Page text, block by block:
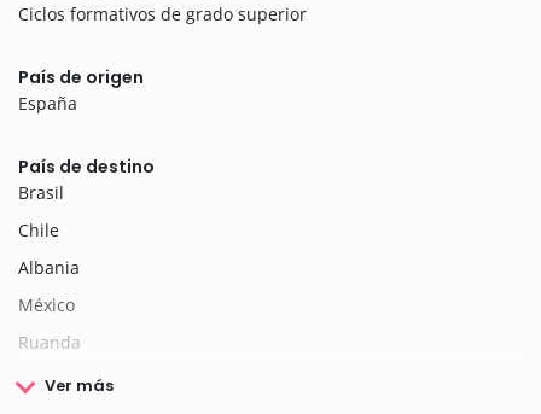
Ciclos formativos de grado superior
País de origen
España
País de destino
Brasil
Chile
Albania
México
Ruanda
Ver más